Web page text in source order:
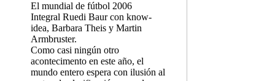
El mundial de fútbol 2006
Integral Ruedi Baur con know-
idea, Barbara Theis y Martin
Armbruster.
Como casi ningún otro
acontecimento en este año, el
mundo entero espera con ilusión al